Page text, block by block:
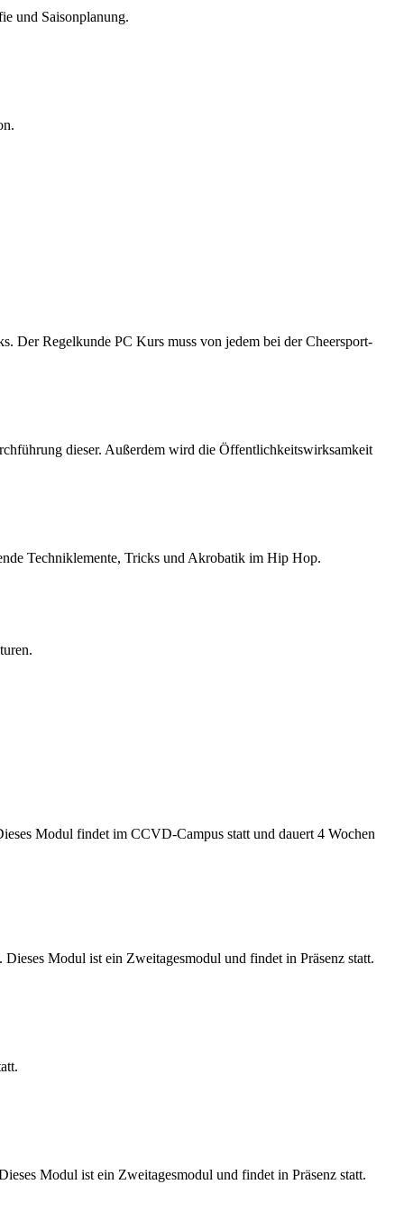
und Saisonplanung.
Der Regelkunde PC Kurs muss von jedem bei der Cheersport-
dieser. Außerdem wird die Öffentlichkeitswirksamkeit
Techniklemente, Tricks und Akrobatik im Hip Hop.
Modul findet im CCVD-Campus statt und dauert 4 Wochen
Modul ist ein Zweitagesmodul und findet in Präsenz statt.
Modul ist ein Zweitagesmodul und findet in Präsenz statt.